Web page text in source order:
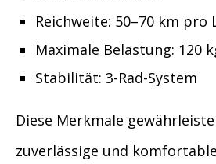
Reichweite: 50–70 km pro
Maximale Belastung: 120
Stabilität: 3-Rad-System
Diese Merkmale
zuverlässige und